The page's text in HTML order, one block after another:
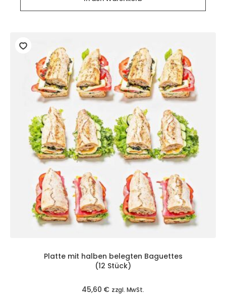
Platte mit halben belegten Baguettes
(12 Stück)
45,60 € zzgl. MwSt.